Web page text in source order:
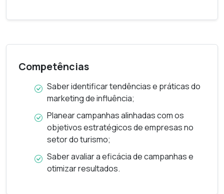
Competências
Saber identificar tendências e práticas do
marketing de influência;
Planear campanhas alinhadas com os
objetivos estratégicos de empresas no
setor do turismo;
Saber avaliar a eficácia de campanhas e
otimizar resultados.